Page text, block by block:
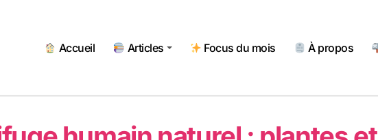
Accueil
Articles Focus du mois À propos